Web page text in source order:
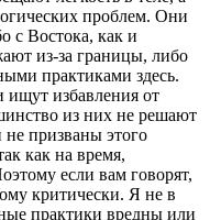
проблем. Они
с Востока, как и
из-за границы, либо
практиками здесь.
избавления от
из них не решают
не призваны этого
как на время,
если вам говорят,
критически. Я не в
практики вредны или